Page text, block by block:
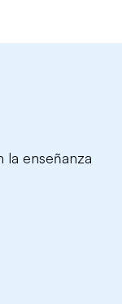
la enseñanza